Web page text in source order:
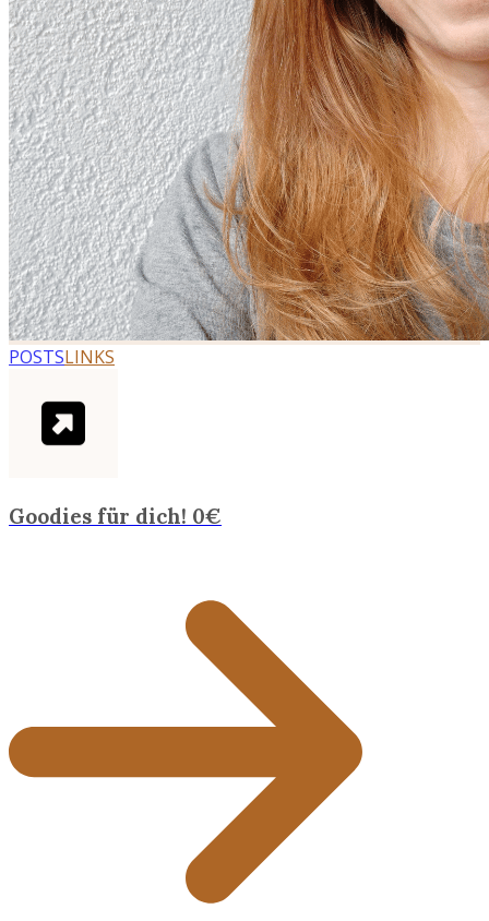
POSTSLINKS
Goodies für dich! 0€